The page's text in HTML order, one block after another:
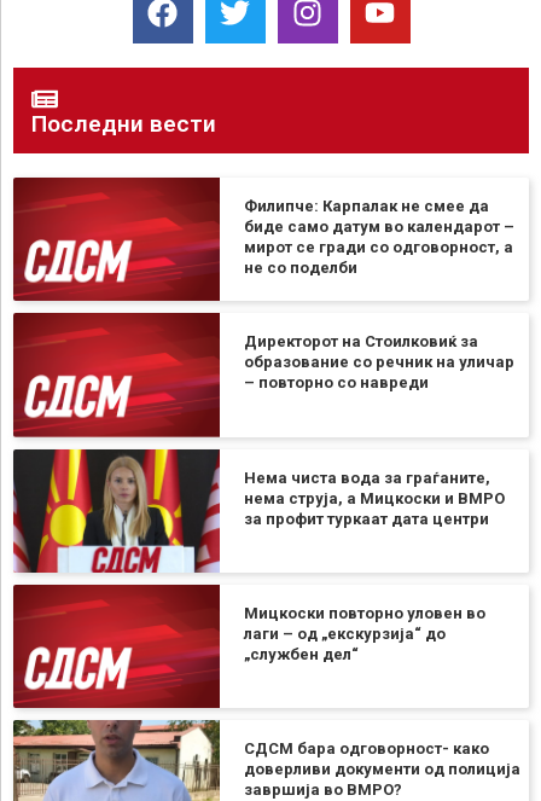
Последни вести
Филипче: Карпалак не смее да
биде само датум во календарот –
мирот се гради со одговорност, а
не со поделби
Директорот на Стоилковиќ за
образование со речник на уличар
– повторно со навреди
Нема чиста вода за граѓаните,
нема струја, а Мицкоски и ВМРО
за профит туркаат дата центри
Мицкоски повторно уловен во
лаги – од „екскурзија“ до
„службен дел“
СДСМ бара одговорност- како
доверливи документи од полиција
завршија во ВМРО?